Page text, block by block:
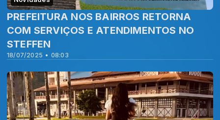
18/07/2025 • 08:03
PREFEITURA NOS BAIRROS RETORNA
COM SERVIÇOS E ATENDIMENTOS NO
STEFFEN